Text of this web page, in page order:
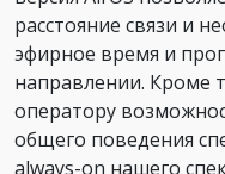
расстояние связи и
эфирное время и
направлении. Кроме
оператору
общего поведения
always-on нашего